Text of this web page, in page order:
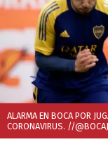
ALARMA EN BOCA POR
CORONAVIRUS. //